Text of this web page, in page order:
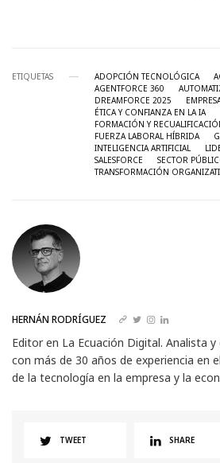
ETIQUETAS ADOPCIÓN TECNOLÓGICA
AGENTFORCE 360
DREAMFORCE 2025
ÉTICA Y CONFIANZA EN LA IA
FORMACIÓN Y
FUERZA LABORAL HÍBRIDA
INTELIGENCIA ARTIFICIAL
SALESFORCE
SECTOR
TRANSFORMACIÓN
HERNÁN RODRÍGUEZ
Editor en La Ecuación Digital. Analista
con más de 30 años de experiencia en
de la tecnología en la empresa y la
TWEET SHARE